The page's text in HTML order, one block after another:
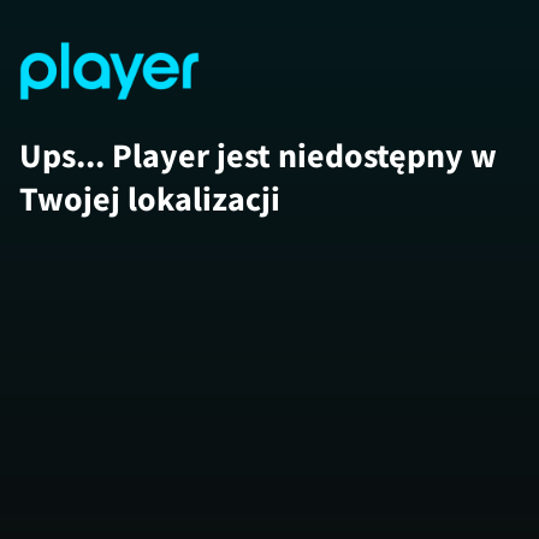
Ups... Player jest niedostępny w
Twojej lokalizacji